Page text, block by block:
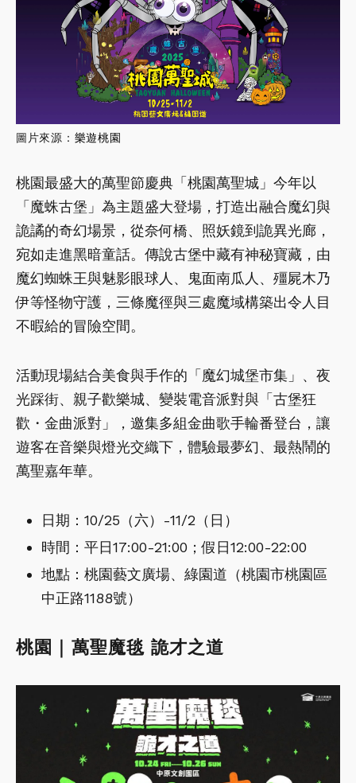
圖片來源： 樂遊桃園
桃園最盛大的萬聖節慶典「桃園萬聖城」今年以
「魔蛛古堡」為主題盛大登場，打造出融合魔幻與
詭譎的奇幻場景，從奈何橋、照妖鏡到詭異光廊，
宛如走進黑暗童話。傳說古堡中藏有神秘寶藏，由
魔幻蜘蛛王與魅影眼球人、鬼面南瓜人、殭屍木乃
伊等怪物守護，三條魔徑與三處魔域構築出令人目
不暇給的冒險空間。
活動現場結合美食與手作的「魔幻城堡市集」、夜
光踩街、親子歡樂城、變裝電音派對與「古堡狂
歡・金曲派對」，邀集多組金曲歌手輪番登台，讓
遊客在音樂與燈光交織下，體驗最夢幻、最熱鬧的
萬聖嘉年華。
日期：10/25（六）-11/2（日）
時間：平日17:00-21:00；假日12:00-22:00
地點：桃園藝文廣場、綠園道（桃園市桃園區
中正路1188號）
桃園｜萬聖魔毯 詭才之道